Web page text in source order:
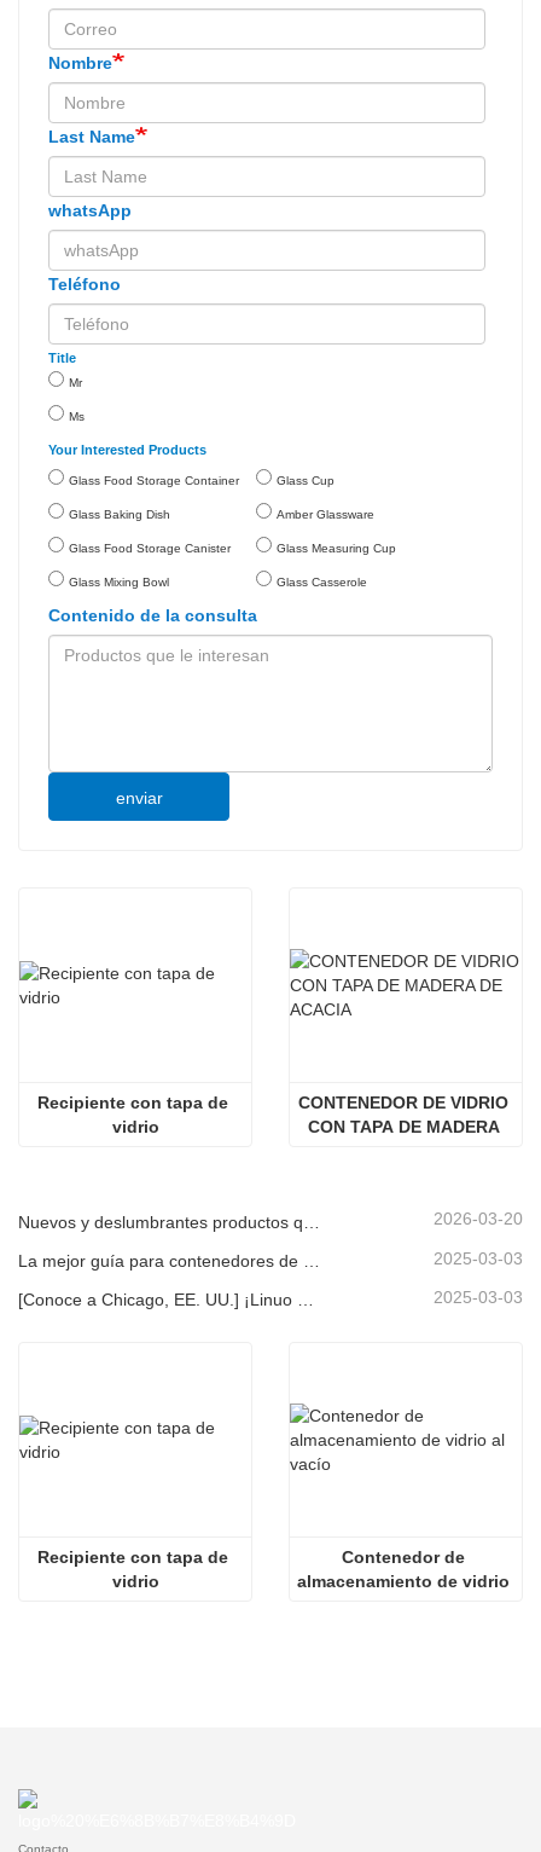
Nombre
Last Name
whatsApp
Teléfono
Title
Mr
Ms
Your Interested Products
Glass Food Storage Container
Glass Baking Dish
Glass Food Storage Canister
Glass Mixing Bowl
Glass Cup
Amber Glassware
Glass Measuring Cup
Glass Casserole
Contenido de la consulta
enviar
Recipiente con tapa de
vidrio
CONTENEDOR DE VIDRIO
CON TAPA DE MADERA
2026-03-20
2025-03-03
[Conoce a Chicago, EE. UU.] ¡Linuo Glass te invita a reunir un espectáculo casero inspirado en Chicago! 2025-03-03
Recipiente con tapa de
vidrio
Contenedor de
almacenamiento de vidrio
Contacto